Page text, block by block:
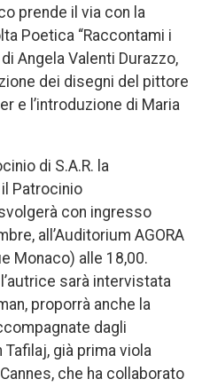
prende il via con la
Poetica “Raccontami i
Angela Valenti Durazzo,
dei disegni del pittore
e l’introduzione di Maria
di S.A.R. la
Patrocinio
con ingresso
all’Auditorium AGORA
Monaco) alle 18,00.
sarà intervistata
proporrà anche la
dagli
già prima viola
che ha collaborato